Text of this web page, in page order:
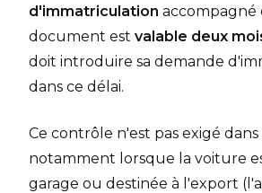
d'immatriculation accompagné
document est valable deux
doit introduire sa demande
dans ce délai.
Ce contrôle n'est pas exigé dans
notamment lorsque la voiture
garage ou destinée à l'export